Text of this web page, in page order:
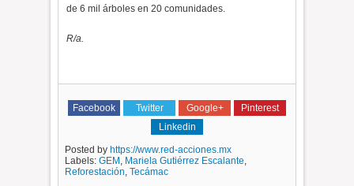
de 6 mil árboles en 20 comunidades.
R/a.
Facebook Twitter Google+
Pinterest
Linkedin
Posted by https://www.red-acciones.mx
Labels:GEM , Mariela Gutiérrez Escalante,
Reforestación,Tecámac